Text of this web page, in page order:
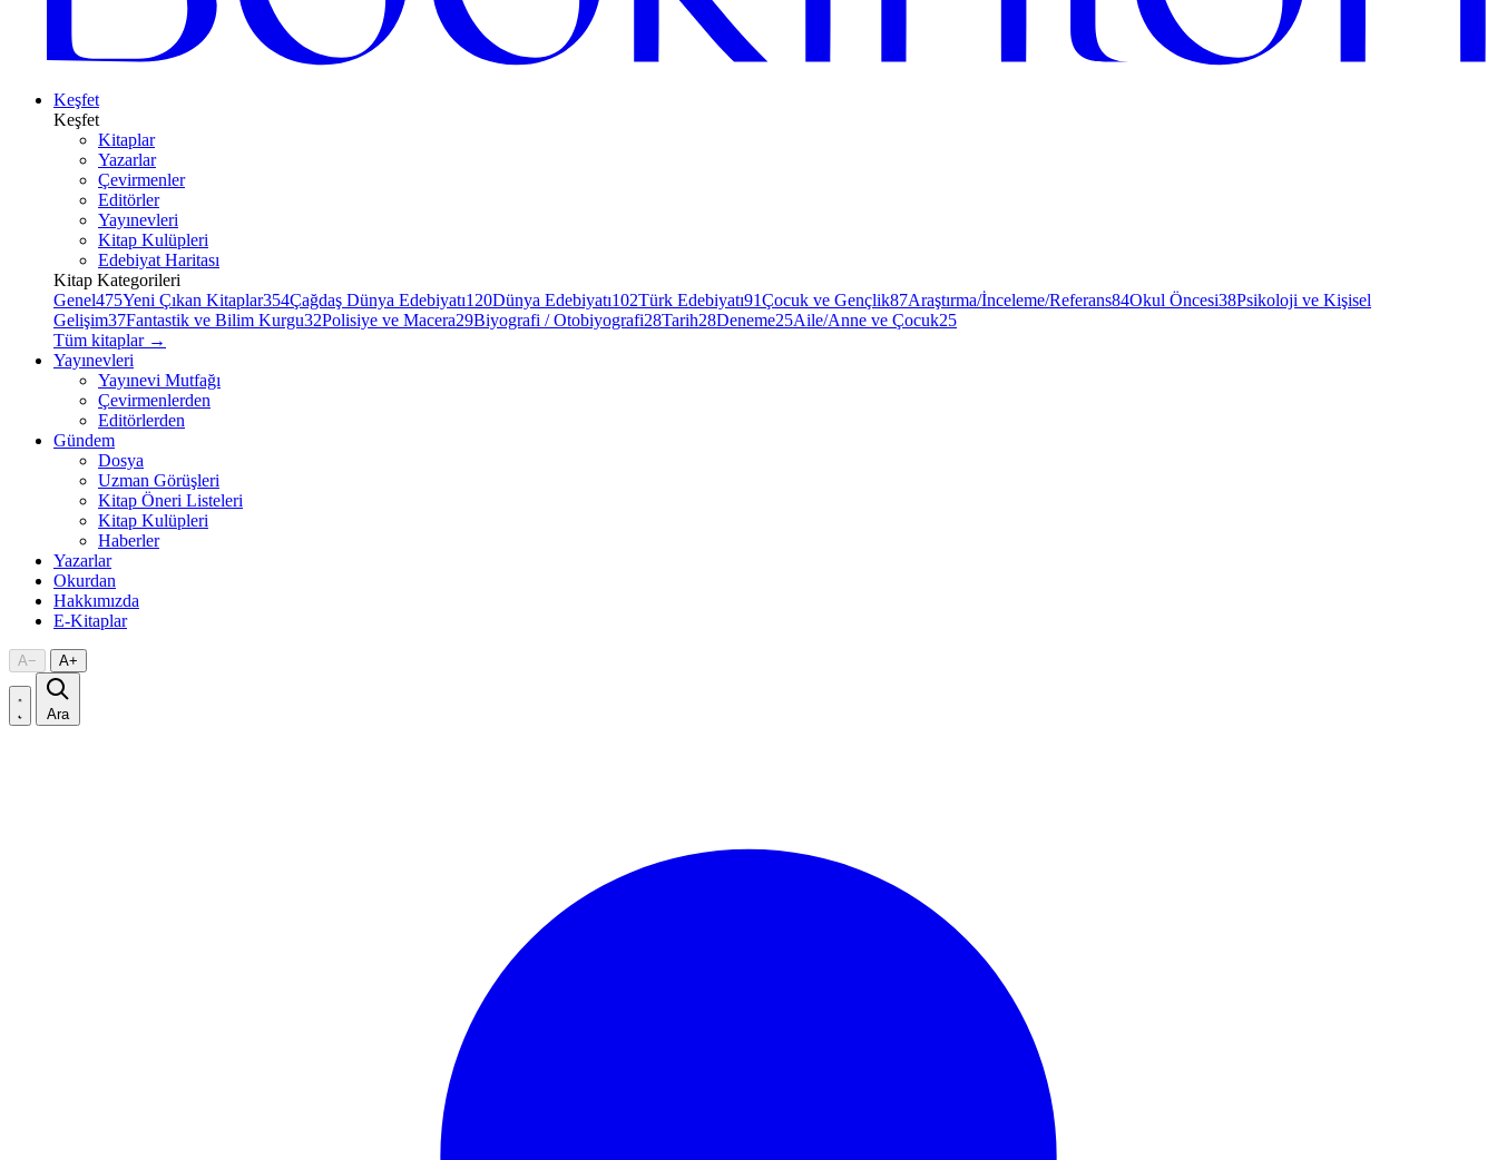
Keşfet
Keşfet
Kitaplar
Yazarlar
Çevirmenler
Editörler
Yayınevleri
Kitap Kulüpleri
Edebiyat Haritası
Kitap Kategorileri
Genel475Yeni Çıkan Kitaplar354Çağdaş Dünya Edebiyatı120Dünya Edebiyatı102Türk Edebiyatı91Çocuk ve Gençlik87Araştırma/İnceleme/Referans84Okul Öncesi38Psikoloji ve Kişisel
Gelişim37Fantastik ve Bilim Kurgu32Polisiye ve Macera29Biyografi / Otobiyografi28Tarih28Deneme25Aile/Anne ve Çocuk25
Tüm kitaplar →
Yayınevleri
Yayınevi Mutfağı
Çevirmenlerden
Editörlerden
Gündem
Dosya
Uzman Görüşleri
Kitap Öneri Listeleri
Kitap Kulüpleri
Haberler
Yazarlar
Okurdan
Hakkımızda
E-Kitaplar
A− A+
Ara